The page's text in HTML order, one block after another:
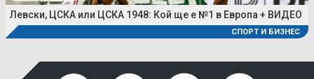
Левски, ЦСКА или ЦСКА 1948: Кой ще е №1 в Европа + ВИДЕО
СПОРТ И БИЗНЕС